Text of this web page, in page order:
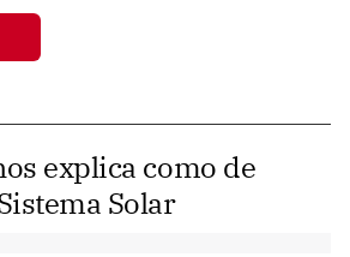
explica como de
Solar